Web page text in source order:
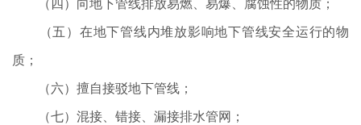
（四）向地下管线排放易燃、易爆、腐蚀性的物质；
（五）在地下管线内堆放影响地下管线安全运行的物
质；
（六）擅自接驳地下管线；
（七）混接、错接、漏接排水管网；